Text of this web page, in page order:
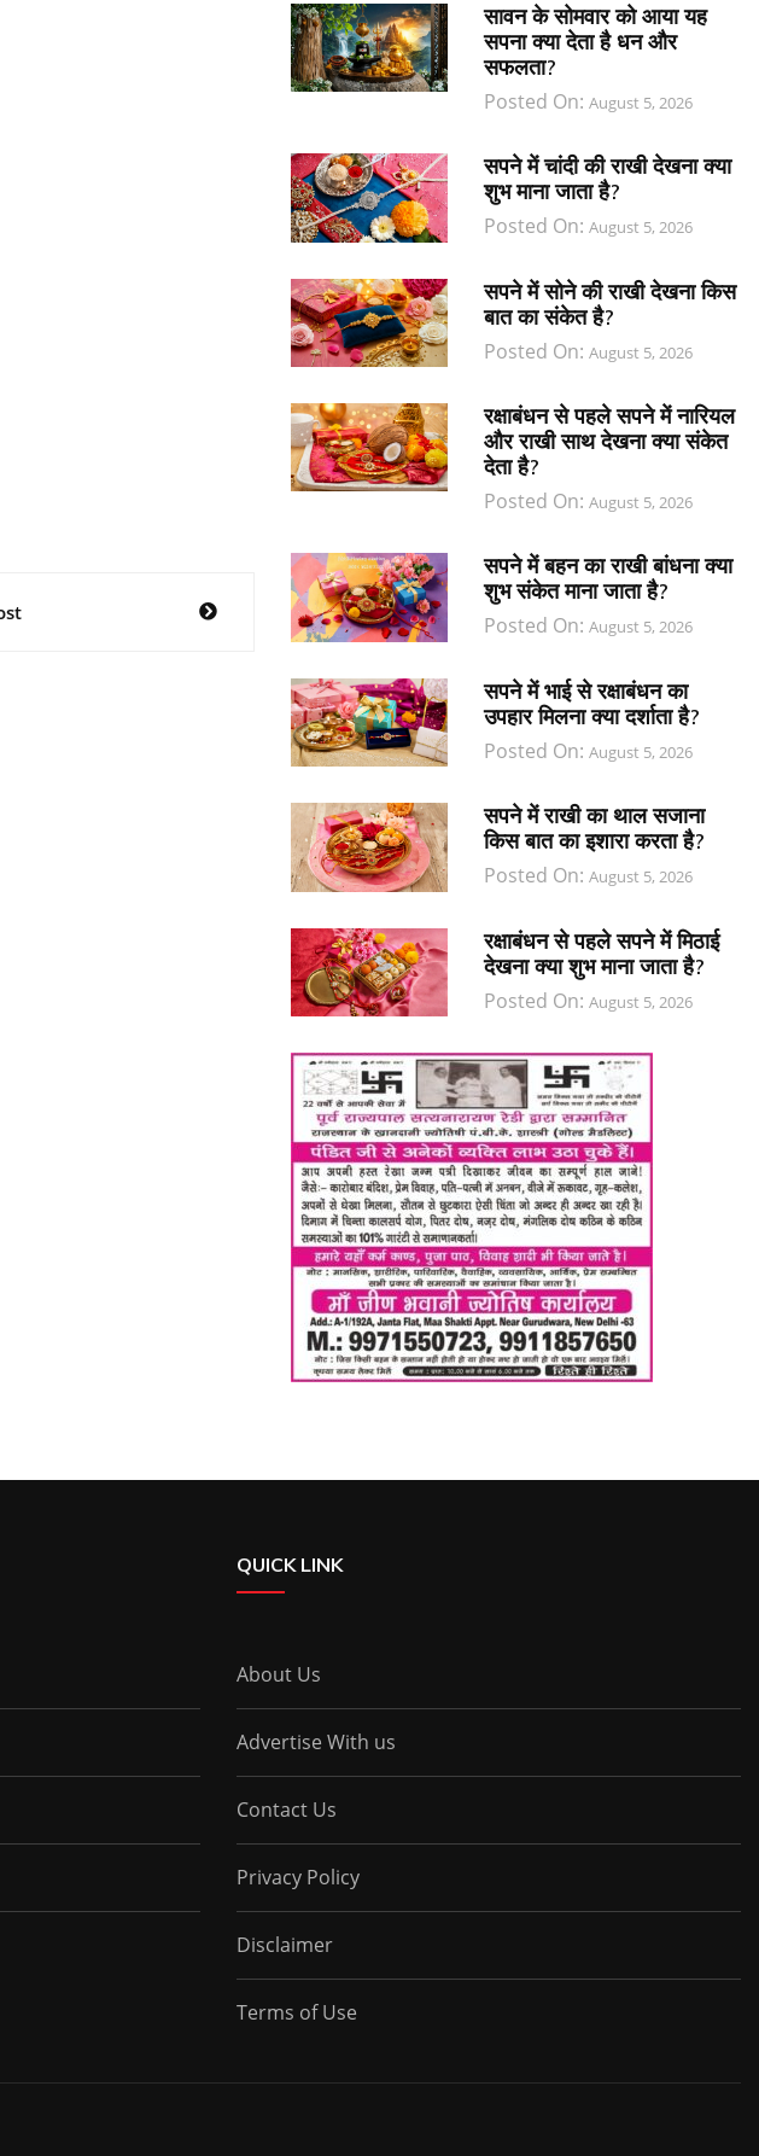
सावन के सोमवार को आया यह
सपना क्या देता है धन और
सफलता?
Posted On:August 5, 2026
सपने में चांदी की राखी देखना क्या
शुभ माना जाता है?
Posted On:August 5, 2026
सपने में सोने की राखी देखना किस
बात का संकेत है?
Posted On:August 5, 2026
रक्षाबंधन से पहले सपने में नारियल
और राखी साथ देखना क्या संकेत
देता है?
Posted On:August 5, 2026
सपने में बहन का राखी बांधना क्या
शुभ संकेत माना जाता है?
Posted On:August 5, 2026
सपने में भाई से रक्षाबंधन का
उपहार मिलना क्या दर्शाता है?
Posted On:August 5, 2026
सपने में राखी का थाल सजाना
किस बात का इशारा करता है?
Posted On:August 5, 2026
रक्षाबंधन से पहले सपने में मिठाई
देखना क्या शुभ माना जाता है?
Posted On:August 5, 2026
QUICK LINK
About Us
Advertise With us
Contact Us
Privacy Policy
Disclaimer
Terms of Use